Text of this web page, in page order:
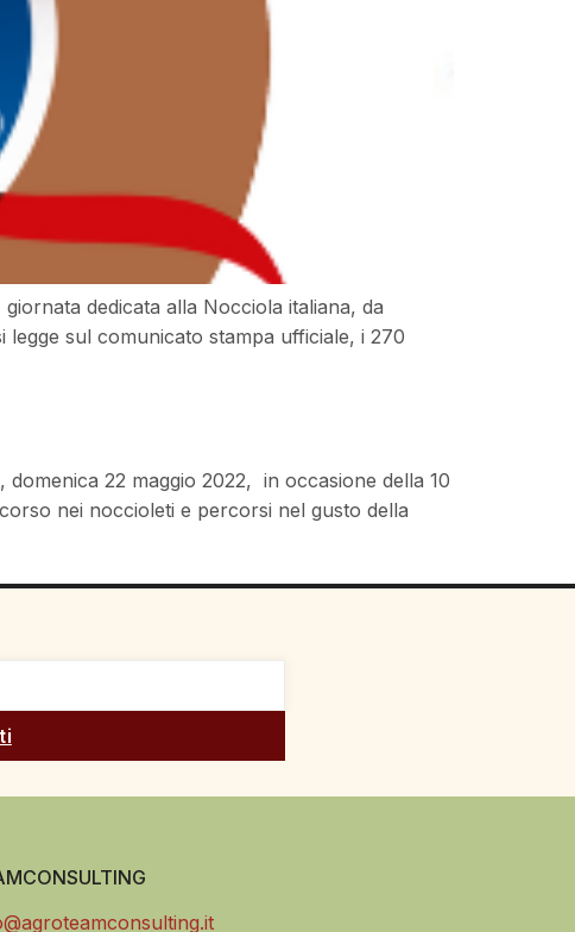
dedicata alla Nocciola italiana, da
legge sul comunicato stampa ufficiale, i 270
22 maggio 2022, in occasione della 10
nei noccioleti e percorsi nel gusto della